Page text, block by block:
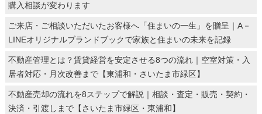
購入相談が変わります
ご来店・ご相談いただいたお客様へ「住まいの一生」を贈呈｜A－
LINEオリジナルブランドブックで家族と住まいの未来を記録
不動産管理とは？賃貸経営を安定させる8つの流れ｜空室対策・入
居者対応・月次改善まで【東浦和・さいたま市緑区】
不動産売却の流れを8ステップで解説｜相談・査定・販売・契約・
決済・引渡しまで【さいたま市緑区・東浦和】